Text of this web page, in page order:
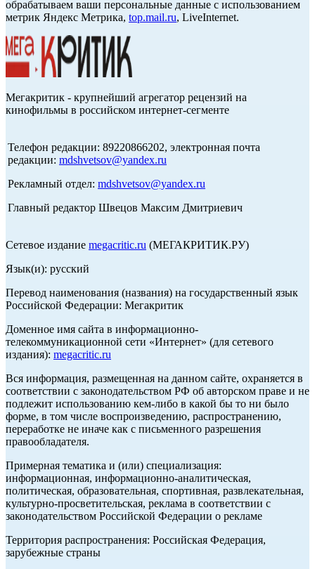
обрабатываем ваши персональные данные с использованием
метрик Яндекс Метрика, top.mail.ru, LiveInternet.
Мегакритик - крупнейший агрегатор рецензий на
кинофильмы в российском интернет-сегменте
Телефон редакции: 89220866202, электронная почта
редакции: mdshvetsov@yandex.ru
Рекламный отдел: mdshvetsov@yandex.ru
Главный редактор Швецов Максим Дмитриевич
Сетевое издание megacritic.ru (МЕГАКРИТИК.РУ)
Язык(и): русский
Перевод наименования (названия) на государственный язык
Российской Федерации: Мегакритик
Доменное имя сайта в информационно-
телекоммуникационной сети «Интернет» (для сетевого
издания): megacritic.ru
Вся информация, размещенная на данном сайте, охраняется в
соответствии с законодательством РФ об авторском праве и не
подлежит использованию кем-либо в какой бы то ни было
форме, в том числе воспроизведению, распространению,
переработке не иначе как с письменного разрешения
правообладателя.
Примерная тематика и (или) специализация:
информационная, информационно-аналитическая,
политическая, образовательная, спортивная, развлекательная,
культурно-просветительская, реклама в соответствии с
законодательством Российской Федерации о рекламе
Территория распространения: Российская Федерация,
зарубежные страны